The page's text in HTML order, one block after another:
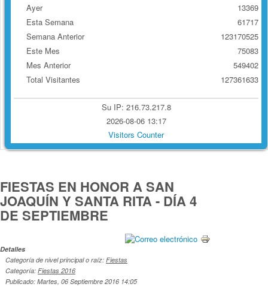
Ayer
Esta Semana
Semana Anterior
Este Mes
Mes Anterior
Total Visitantes
13369
61717
123170525
75083
549402
127361633
Su IP: 216.73.217.8
2026-08-06 13:17
Visitors Counter
FIESTAS EN HONOR A SAN
JOAQUÍN Y SANTA RITA - DÍA 4
DE SEPTIEMBRE
Detalles
Categoría de nivel principal o raíz: Fiestas
Categoría: Fiestas 2016
Publicado: Martes, 06 Septiembre 2016 14:05